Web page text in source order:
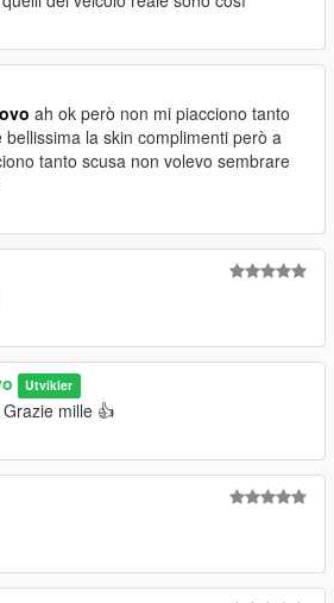
ah ok però non mi piacciono tanto
bellissima la skin complimenti però a
tanto scusa non volevo sembrare
Utvikler
Grazie mille 👍